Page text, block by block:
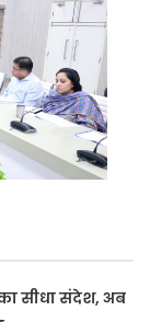
सीधा संदेश, अब